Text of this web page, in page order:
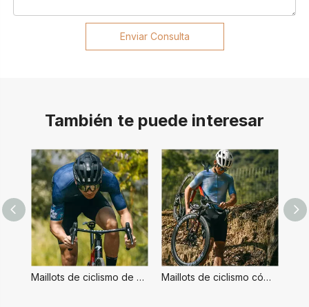
Enviar Consulta
También te puede interesar
Maillots de ciclismo de secado rápido para hombre Maillots de ciclismo cómodos y elegantes para hombre